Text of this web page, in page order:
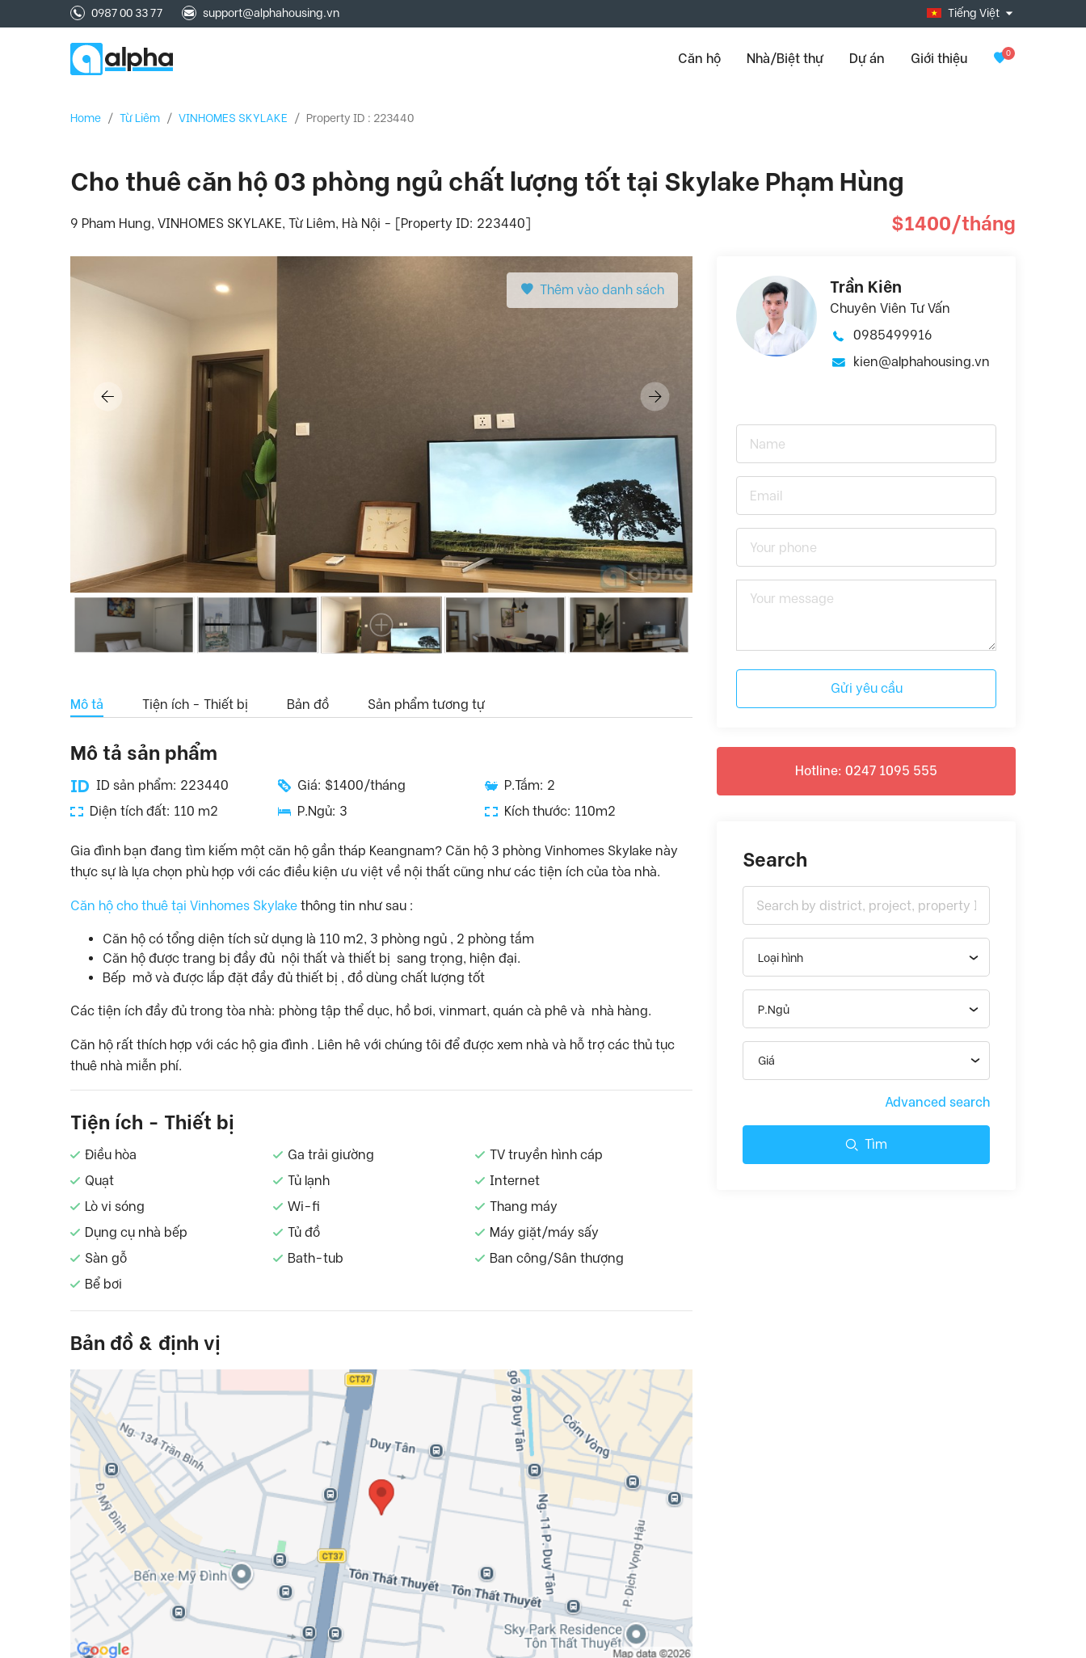
0987 00 33 77 support@alphahousing.vn Tiếng Việt
Căn hộ Nhà/Biệt thự Dự án Giới thiệu 0
Home / Từ Liêm / VINHOMES SKYLAKE / Property ID : 223440
Cho thuê căn hộ 03 phòng ngủ chất lượng tốt tại Skylake Phạm Hùng
9 Pham Hung, VINHOMES SKYLAKE, Từ Liêm, Hà Nội - [Property ID: 223440] $1400/tháng
Thêm vào danh sách
Mô tả Tiện ích - Thiết bị Bản đồ Sản phẩm tương tự
Mô tả sản phẩm
ID sản phẩm: 223440 Giá: $1400/tháng
P.Tắm: 2
Diện tích đất: 110 m2
P.Ngủ: 3 Kích thước: 110m2
Gia đình bạn đang tìm kiếm một căn hộ gần tháp Keangnam? Căn hộ 3 phòng Vinhomes Skylake này
thực sự là lựa chọn phù hợp với các điều kiện ưu việt về nội thất cũng như các tiện ích của tòa nhà.
Căn hộ cho thuê tại Vinhomes Skylake thông tin như sau :
Căn hộ có tổng diện tích sử dụng là 110 m2, 3 phòng ngủ , 2 phòng tắm
Căn hộ được trang bị đầy đủ nội thất và thiết bị sang trọng, hiện đại.
Bếp mở và được lắp đặt đầy đủ thiết bị , đồ dùng chất lượng tốt
Các tiện ích đầy đủ trong tòa nhà: phòng tập thể dục, hồ bơi, vinmart, quán cà phê và nhà hàng.
Căn hộ rất thích hợp với các hộ gia đình . Liên hê với chúng tôi để được xem nhà và hỗ trợ các thủ tục
thuê nhà miễn phí.
Tiện ích - Thiết bị
Điều hòa Ga trải giường
TV truyền hình cáp
Quạt
Tủ lạnh
Internet
Lò vi sóng
Wi-fi
Thang máy
Dụng cụ nhà bếp
Tủ đồ
Máy giặt/máy sấy
Sàn gỗ
Bath-tub
Ban công/Sân thượng
Bể bơi
Bản đồ & định vị
Trần Kiên
Chuyên Viên Tư Vấn
0985499916
kien@alphahousing.vn
Gửi yêu cầu
Hotline: 0247 1095 555
Search
Loại hình
P.Ngủ
Giá
Advanced search
Tìm